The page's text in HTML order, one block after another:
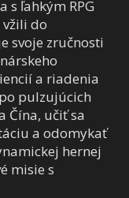
s ľahkým RPG
vžili do
svoje zručnosti
a riadenia
pulzujúcich
Čína, učiť sa
a odomykať
hernej
misie s